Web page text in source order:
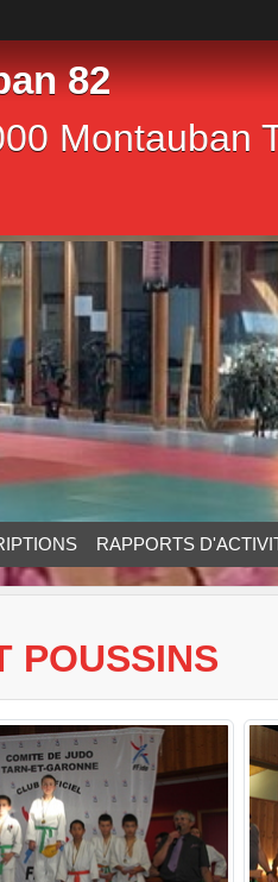
82
Montauban
RAPPORTS
POUSSINS